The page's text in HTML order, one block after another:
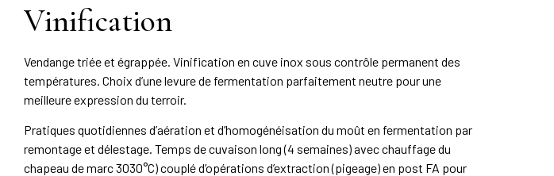
Vinification
Vendange triée et égrappée. Vinification en cuve inox sous contrôle permanent des
températures. Choix d’une levure de fermentation parfaitement neutre pour une
meilleure expression du terroir.
Pratiques quotidiennes d’aération et d’homogénéisation du moût en fermentation par
remontage et délestage. Temps de cuvaison long (4 semaines) avec chauffage du
chapeau de marc 3030°C) couplé d’opérations d’extraction (pigeage) en post FA pour